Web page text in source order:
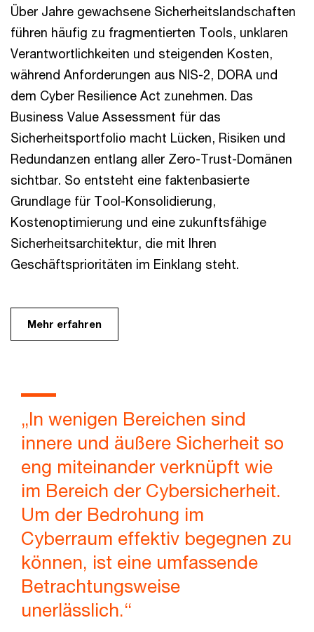
Über Jahre gewachsene Sicherheitslandschaften
führen häufig zu fragmentierten Tools, unklaren
Verantwortlichkeiten und steigenden Kosten,
während Anforderungen aus NIS-2, DORA und
dem Cyber Resilience Act zunehmen. Das
Business Value Assessment für das
Sicherheitsportfolio macht Lücken, Risiken und
Redundanzen entlang aller Zero-Trust-Domänen
sichtbar. So entsteht eine faktenbasierte
Grundlage für Tool-Konsolidierung,
Kostenoptimierung und eine zukunftsfähige
Sicherheitsarchitektur, die mit Ihren
Geschäftsprioritäten im Einklang steht.
Mehr erfahren
„In wenigen Bereichen sind
innere und äußere Sicherheit so
eng miteinander verknüpft wie
im Bereich der Cybersicherheit.
Um der Bedrohung im
Cyberraum effektiv begegnen zu
können, ist eine umfassende
Betrachtungsweise
unerlässlich.“